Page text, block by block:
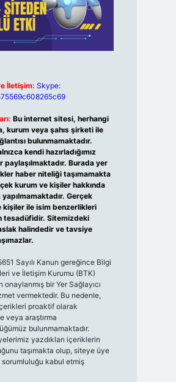
İletişim: Skype:
Bu internet sitesi, herhangi
kurum veya şahıs şirketi ile
bulunmamaktadır.
kendi hazırladığımız
paylaşılmaktadır. Burada yer
haber niteliği taşımamakta
kurum ve kişiler hakkında
yapılmamaktadır. Gerçek
kişiler ile isim benzerlikleri
tesadüfidir. Sitemizdeki
halindedir ve tavsiye
Sayılı Kanun gereğince Bilgi
ve İletişim Kurumu (BTK)
onaylanmış bir Yer Sağlayıcı
vermektedir. Bu nedenle,
proaktif olarak
veya araştırma
bulunmamaktadır.
yazdıkları içeriklerin
taşımakta olup, siteye üye
kabul etmiş